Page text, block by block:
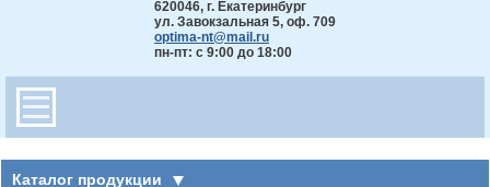
620046, г. Екатеринбург
ул. Завокзальная 5, оф. 709
optima-nt@mail.ru
пн-пт: с 9:00 до 18:00
Каталог продукции